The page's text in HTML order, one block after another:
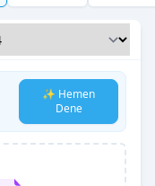
✨ Hemen
Dene